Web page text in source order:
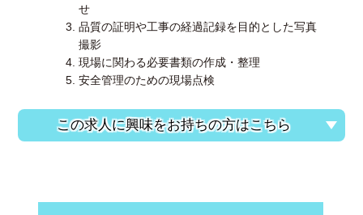
せ
品質の証明や工事の経過記録を目的とした写真
撮影
現場に関わる必要書類の作成・整理
安全管理のための現場点検
この求人に興味をお持ちの方はこちら